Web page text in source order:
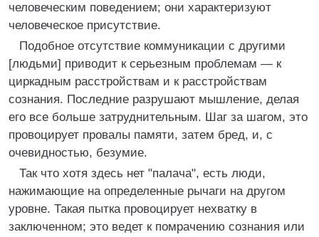
человеческим поведением; они характеризуют
человеческое присутствие.
Подобное отсутствие коммуникации с другими
[людьми] приводит к серьезным проблемам — к
циркадным расстройствам и к расстройствам
сознания. Последние разрушают мышление, делая
его все больше затруднительным. Шаг за шагом, это
провоцирует провалы памяти, затем бред, и, с
очевидностью, безумие.
Так что хотя здесь нет "палача", есть люди,
нажимающие на определенные рычаги на другом
уровне. Такая пытка провоцирует нехватку в
заключенном; это ведет к помрачению сознания или